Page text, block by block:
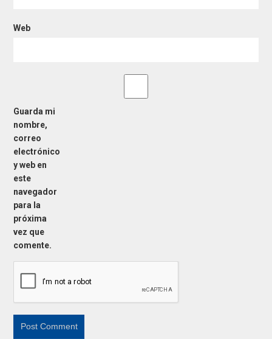
Web
Guarda mi
nombre,
correo
electrónico
y web en
este
navegador
para la
próxima
vez que
comente.